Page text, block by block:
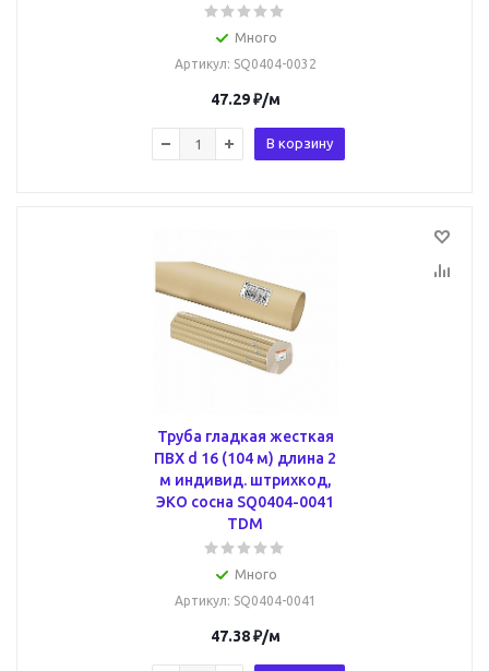
Много
Артикул: SQ0404-0032
47.29₽/м
В корзину
Труба гладкая жесткая
ПВХ d 16 (104 м) длина 2
м индивид. штрихкод,
ЭКО сосна SQ0404-0041
TDM
Много
Артикул: SQ0404-0041
47.38₽/м